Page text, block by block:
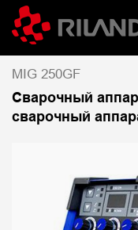
MIG 250GF
Сварочный
сварочный